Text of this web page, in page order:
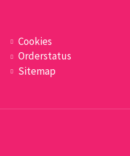
Cookies
Orderstatus
Sitemap